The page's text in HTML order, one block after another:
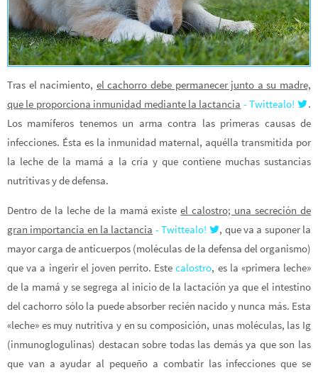
Tras el nacimiento, el cachorro debe permanecer junto a su madre,
que le proporciona inmunidad mediante la lactancia - Twittealo!
.
Los mamíferos tenemos un arma contra las primeras causas de
infecciones. Ésta es la inmunidad maternal, aquélla transmitida por
la leche de la mamá a la cría y que contiene muchas sustancias
nutritivas y de defensa.
Dentro de la leche de la mamá existeel calostro; una secreción de
gran importancia en la lactancia - Twittealo!
, que va a suponer la
mayor carga de anticuerpos (moléculas de la defensa del organismo)
que va a ingerir el joven perrito. Estecalostro, es la «primera leche»
de la mamá y se segrega al inicio de la lactación ya que el intestino
del cachorro sólo la puede absorber recién nacido y nunca más. Esta
«leche» es muy nutritiva y en su composición, unas moléculas, las Ig
(inmunoglogulinas) destacan sobre todas las demás ya que son las
que van a ayudar al pequeño a combatir las infecciones que se